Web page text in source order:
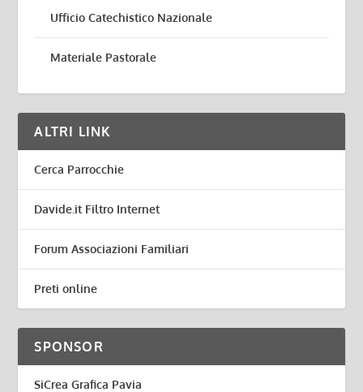
Ufficio Catechistico Nazionale
Materiale Pastorale
ALTRI LINK
Cerca Parrocchie
Davide.it Filtro Internet
Forum Associazioni Familiari
Preti online
SPONSOR
SiCrea Grafica Pavia